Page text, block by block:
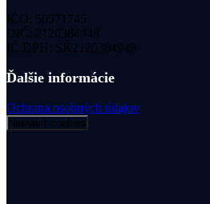
IČO: 50571745
DIČ: 2120384948
IČ DPH: SK2120384948
Ďalšie informácie
Ochrana osobných údajov
Nastaviť cookies